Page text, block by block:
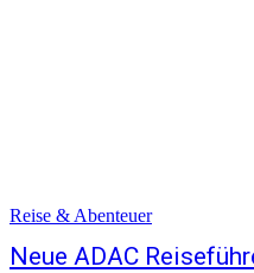
Reise & Abenteuer
Neue ADAC